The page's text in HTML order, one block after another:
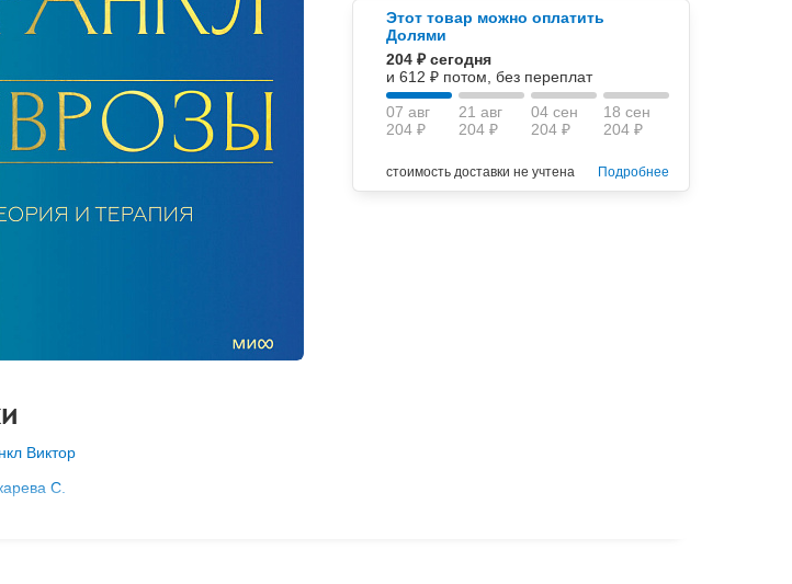
Этот товар можно оплатить
Долями
204 ₽ сегодня
и 612 ₽ потом, без переплат
07 авг
204 ₽
21 авг
204 ₽
04 сен
204 ₽
18 сен
204 ₽
стоимость доставки не учтена Подробнее
Виктор
С.
М.